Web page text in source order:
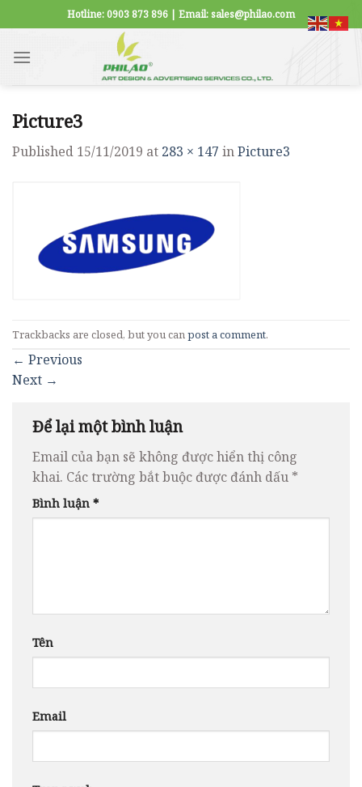
to
content
Hotline: 0903 873 896 | Email: sales@philao.com
Picture3
Published 15/11/2019 at 283 × 147 inPicture3
Trackbacks are closed, but you can post a comment.
← Previous
Next →
Để lại một bình luận
Email của bạn sẽ không được hiển thị công
khai. Các trường bắt buộc được đánh dấu *
Bình luận *
Tên
Email